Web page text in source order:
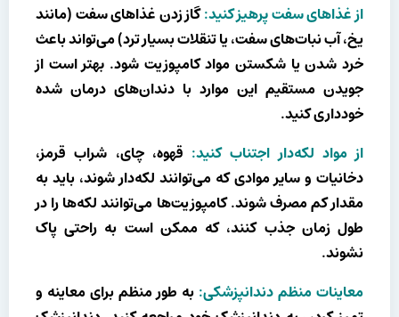
از غذاهای سفت پرهیز کنید:گاز زدن غذاهای سفت (مانند
یخ، آب نبات‌های سفت، یا تنقلات بسیار ترد) می‌تواند باعث
خرد شدن یا شکستن مواد کامپوزیت شود. بهتر است از
جویدن مستقیم این موارد با دندان‌های درمان شده
خودداری کنید.
از مواد لکه‌دار اجتناب کنید: قهوه، چای، شراب قرمز،
دخانیات و سایر موادی که می‌توانند لکه‌دار شوند، باید به
مقدار کم مصرف شوند. کامپوزیت‌ها می‌توانند لکه‌ها را در
طول زمان جذب کنند، که ممکن است به راحتی پاک
نشوند.
معاینات منظم دندانپزشکی: به طور منظم برای معاینه و